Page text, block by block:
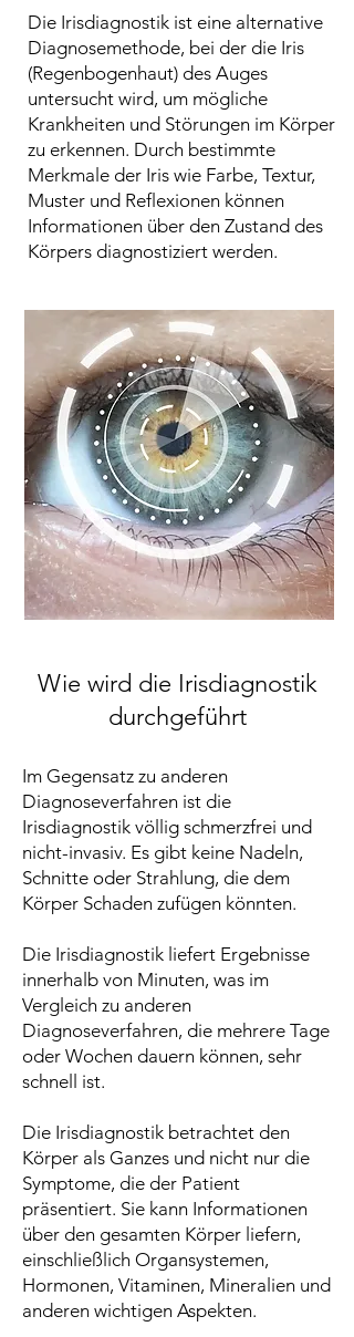
Die Irisdiagnostik ist eine alternative
Diagnosemethode, bei der die Iris
(Regenbogenhaut) des Auges
untersucht wird, um mögliche
Krankheiten und Störungen im Körper
zu erkennen. Durch bestimmte
Merkmale der Iris wie Farbe, Textur,
Muster und Reflexionen können
Informationen über den Zustand des
Körpers diagnostiziert werden.
Wie wird die Irisdiagnostik
durchgeführt
​Im Gegensatz zu anderen
Diagnoseverfahren ist die
Irisdiagnostik völlig schmerzfrei und
nicht-invasiv. Es gibt keine Nadeln,
Schnitte oder Strahlung, die dem
Körper Schaden zufügen könnten.
Die Irisdiagnostik liefert Ergebnisse
innerhalb von Minuten, was im
Vergleich zu anderen
Diagnoseverfahren, die mehrere Tage
oder Wochen dauern können, sehr
schnell ist.
Die Irisdiagnostik betrachtet den
Körper als Ganzes und nicht nur die
Symptome, die der Patient
präsentiert. Sie kann Informationen
über den gesamten Körper liefern,
einschließlich Organsystemen,
Hormonen, Vitaminen, Mineralien und
anderen wichtigen Aspekten.